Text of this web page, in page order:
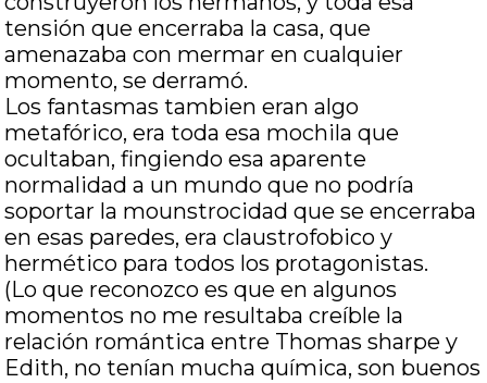
tensión que encerraba la casa, que
amenazaba con mermar en cualquier
momento, se derramó.
Los fantasmas tambien eran algo
metafórico, era toda esa mochila que
ocultaban, fingiendo esa aparente
normalidad a un mundo que no podría
soportar la mounstrocidad que se encerraba
en esas paredes, era claustrofobico y
hermético para todos los protagonistas.
(Lo que reconozco es que en algunos
momentos no me resultaba creíble la
relación romántica entre Thomas sharpe y
Edith, no tenían mucha química, son buenos